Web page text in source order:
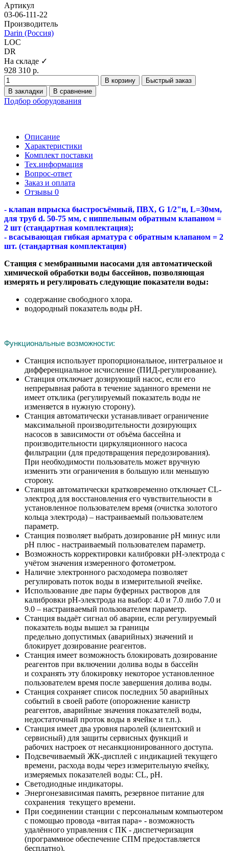
Артикул
03-06-111-22
Производитель
Darin (Россия)
LOC
DR
На складе ✓
928 310 р.
В корзину
Быстрый заказ
В закладки
В сравнение
Подбор оборудования
Описание
Характеристики
Комплект поставки
Тех.информация
Вопрос-ответ
Заказ и оплата
Отзывы 0
- клапан впрыска быстросъёмный, ПВХ, G 1/2"н, L=30мм,
для труб d. 50-75 мм, с ниппельным обратным клапаном =
2 шт (стандартная комплектация);
- всасывающая гибкая арматура с обратным клапаном = 2
шт. (стандартная комплектация)
Станция с мембранными насосами для автоматической
химической обработки воды бассейнов, позволяющая
измерять и регулировать следующие показатели воды:
содержание свободного хлора.
водородный показатель воды рН.
Функциональные возможности:
Станция использует пропорциональное, интегральное и
дифференциальное исчисление (ПИД-регулирование).
Станция отключает дозирующий насос, если его
непрерывная работа в течение заданного времени не
имеет отклика (регулируемый показатель воды не
изменяется в нужную сторону).
Станция автоматически устанавливает ограничение
максимальной производительности дозирующих
насосов в зависимости от объёма бассейна и
производительности циркуляционного насоса
фильтрации (для предотвращения передозирования).
При необходимости пользователь может вручную
изменить эти ограничения в большую или меньшую
сторону.
Станция автоматически кратковременно отключает CL-
электрод для восстановления его чувствительности в
установленное пользователем время (очистка золотого
кольца электрода) – настраиваемый пользователем
параметр.
Станция позволяет выбрать дозирование рН минус или
рН плюс - настраиваемый пользователем параметр.
Возможность корректировки калибровки рН-электрода с
учётом значения измеренного фотометром.
Наличие электронного расходомера позволяет
регулировать поток воды в измерительной ячейке.
Использование две пары буферных растворов для
калибровки рН-электрода на выбор: 4.0 и 7.0 либо 7.0 и
9.0 – настраиваемый пользователем параметр.
Станция выдаёт сигнал об аварии, если регулируемый
показатель воды вышел за границы
предельно допустимых (аварийных) значений и
блокирует дозирование реагентов.
Станция имеет возможность блокировать дозирование
реагентов при включении долива воды в бассейн
и сохранять эту блокировку некоторое установленное
пользователем время после завершения долива воды.
Станция сохраняет список последних 50 аварийных
событий в своей работе (опорожнение канистр
реагентов, аварийные значения показателей воды,
недостаточный проток воды в ячейке и т.п.).
Станция имеет два уровня паролей (клиентский и
сервисный) для защиты сервисных функций и
рабочих настроек от несанкционированного доступа.
Подсвечиваемый ЖК-дисплей с индикацией текущего
времени, расхода воды через измерительную ячейку,
измеряемых показателей воды: CL, рН.
Светодиодные индикаторы.
Энергонезависимая память, резервное питание для
сохранения текущего времени.
При соединении станции с персональным компьютером
с помощью провода «витая пара» - возможность
удалённого управления с ПК - диспетчеризация
(программное обеспечение СПМ предоставляется
бесплатно).